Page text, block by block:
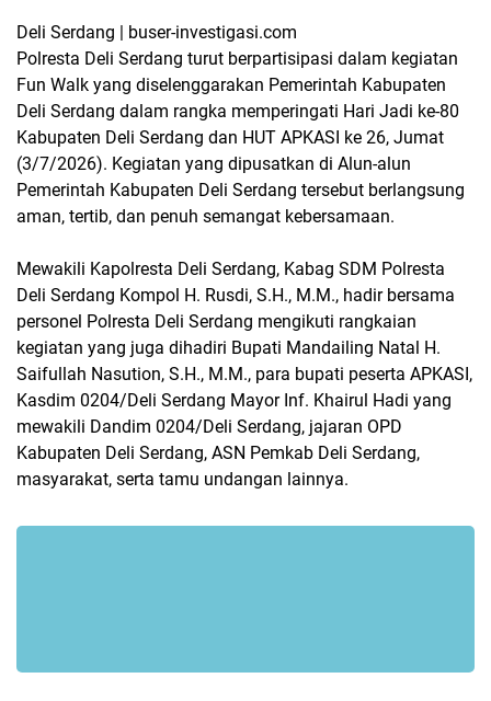
Deli Serdang | buser-investigasi.com
Polresta Deli Serdang turut berpartisipasi dalam kegiatan
Fun Walk yang diselenggarakan Pemerintah Kabupaten
Deli Serdang dalam rangka memperingati Hari Jadi ke-80
Kabupaten Deli Serdang dan HUT APKASI ke 26, Jumat
(3/7/2026). Kegiatan yang dipusatkan di Alun-alun
Pemerintah Kabupaten Deli Serdang tersebut berlangsung
aman, tertib, dan penuh semangat kebersamaan.
Mewakili Kapolresta Deli Serdang, Kabag SDM Polresta
Deli Serdang Kompol H. Rusdi, S.H., M.M., hadir bersama
personel Polresta Deli Serdang mengikuti rangkaian
kegiatan yang juga dihadiri Bupati Mandailing Natal H.
Saifullah Nasution, S.H., M.M., para bupati peserta APKASI,
Kasdim 0204/Deli Serdang Mayor Inf. Khairul Hadi yang
mewakili Dandim 0204/Deli Serdang, jajaran OPD
Kabupaten Deli Serdang, ASN Pemkab Deli Serdang,
masyarakat, serta tamu undangan lainnya.